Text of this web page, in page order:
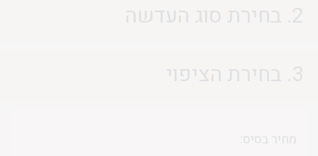
2. בחירת סוג העדשה
3. בחירת הציפוי
מחיר בסיס: